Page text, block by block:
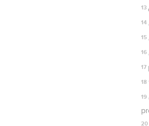
13
14
15
16
17
18
19
20